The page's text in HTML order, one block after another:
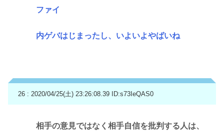
ファイ
内ゲバはじまったし、いよいよやばいね
26 : 2020/04/25(土) 23:26:08.39 ID:s73IeQAS0
相手の意見ではなく相手自信を批判する人は、